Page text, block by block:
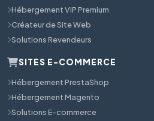
Hébergement VIP Premium
Créateur de Site Web
Solutions Revendeurs
SITES E-COMMERCE
Hébergement PrestaShop
Hébergement Magento
Solutions E-commerce